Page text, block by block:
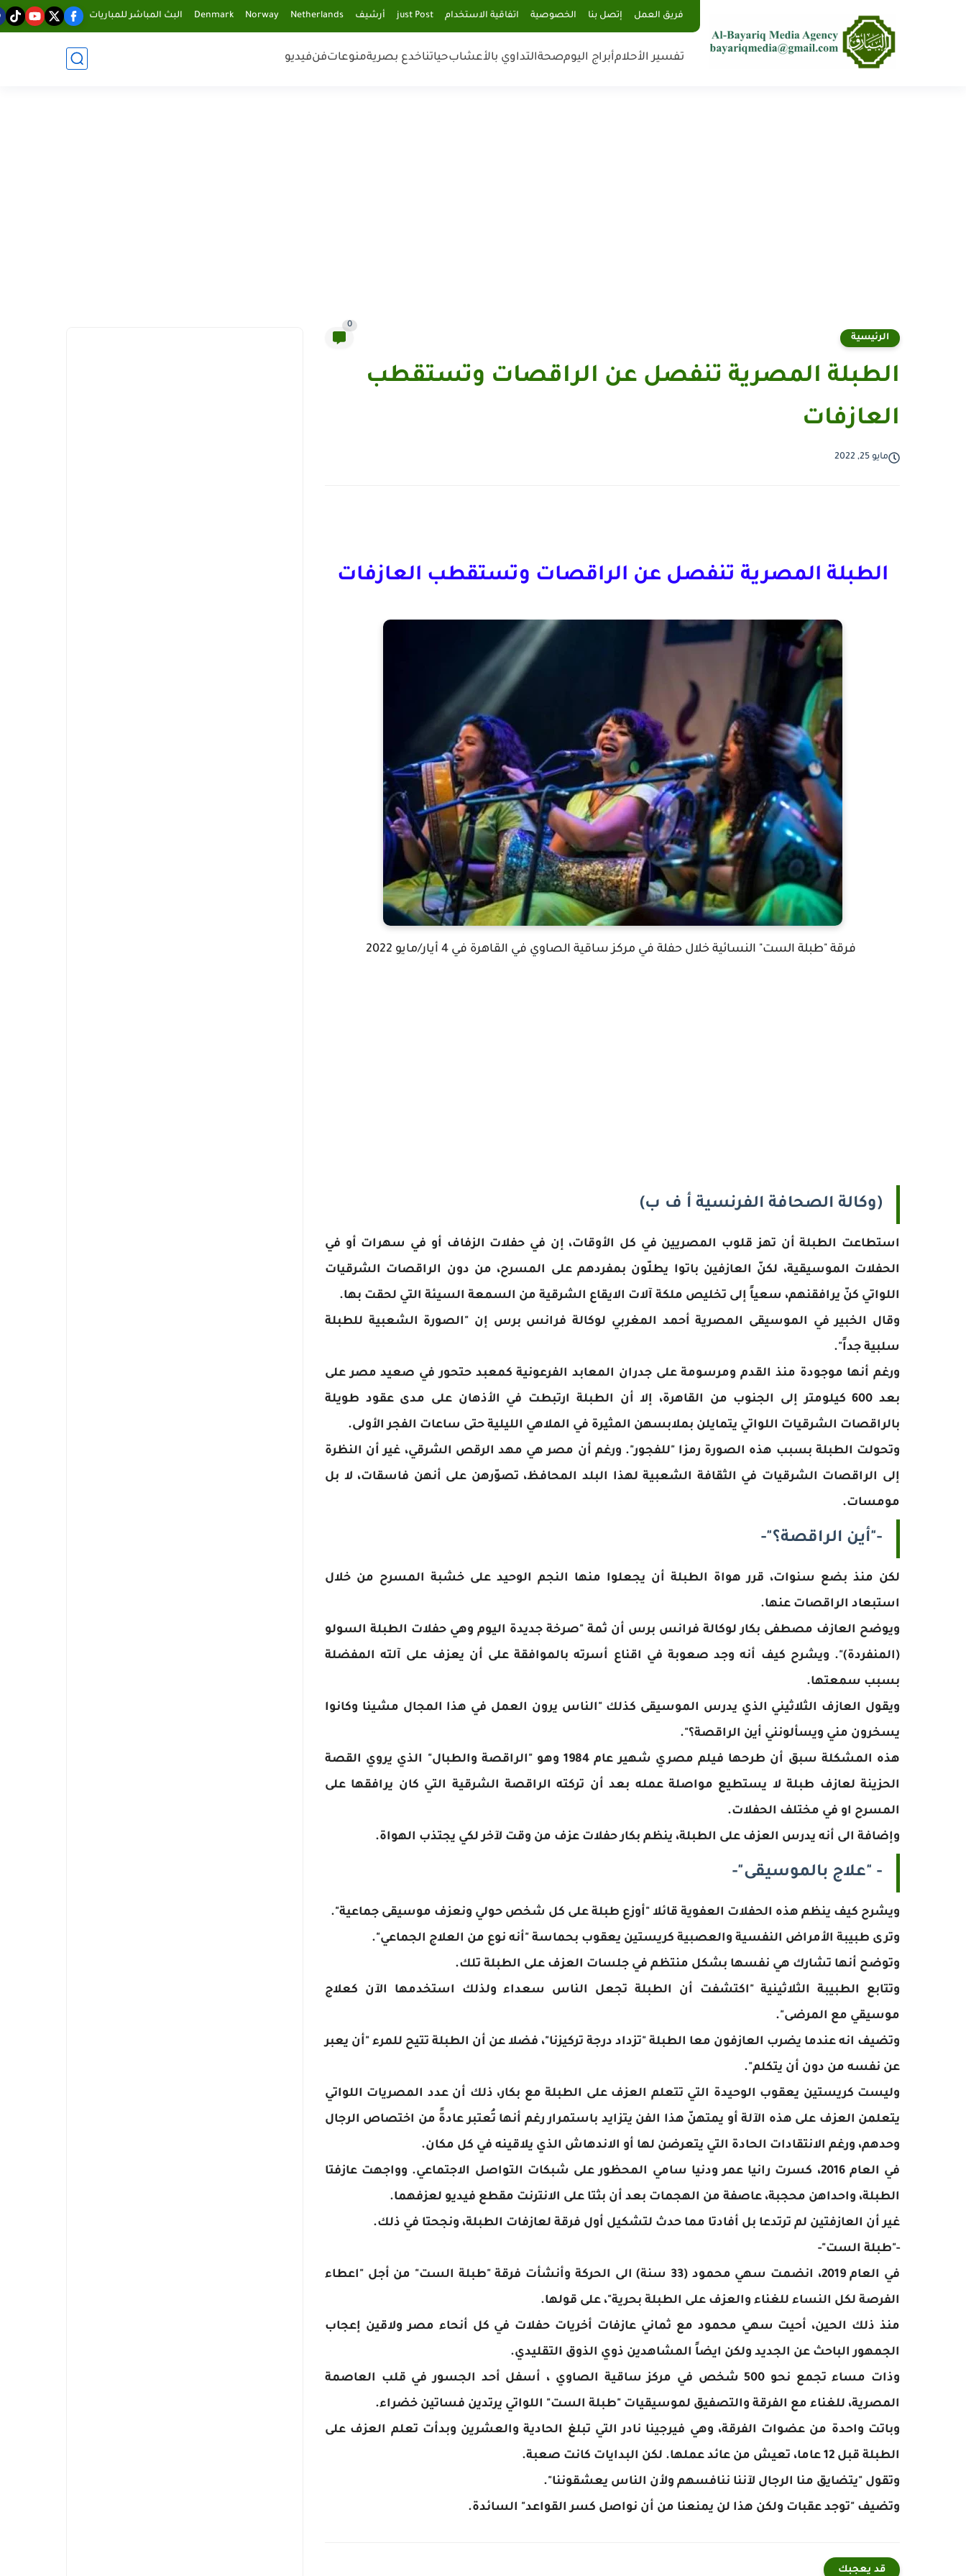
فريق العمل إتصل بنا الخصوصية اتفاقية الاستخدام just Post أرشيف Netherlands
Norway
Denmark البث المباشر للمباريات
تفسير الأحلامأبراج اليومصحةالتداوي بالأعشابحياتناخدع بصريةمنوعاتفنفيديو
الرئيسية
0
الطبلة المصرية تنفصل عن الراقصات وتستقطب
العازفات
مايو 25, 2022
الطبلة المصرية تنفصل عن الراقصات وتستقطب العازفات
فرقة "طبلة الست" النسائية خلال حفلة في مركز ساقية الصاوي في القاهرة في 4 أيار/مايو 2022
(وكالة الصحافة الفرنسية أ ف ب)
استطاعت الطبلة أن تهز قلوب المصريين في كل الأوقات، إن في حفلات الزفاف أو في سهرات أو في
الحفلات الموسيقية، لكنّ العازفين باتوا يطلّون بمفردهم على المسرح، من دون الراقصات الشرقيات
اللواتي كنّ يرافقنهم، سعياً إلى تخليص ملكة آلات الايقاع الشرقية من السمعة السيئة التي لحقت بها.
وقال الخبير في الموسيقى المصرية أحمد المغربي لوكالة فرانس برس إن "الصورة الشعبية للطبلة
سلبية جداً".
ورغم أنها موجودة منذ القدم ومرسومة على جدران المعابد الفرعونية كمعبد حتحور في صعيد مصر على
بعد 600 كيلومتر إلى الجنوب من القاهرة، إلا أن الطبلة ارتبطت في الأذهان على مدى عقود طويلة
بالراقصات الشرقيات اللواتي يتمايلن بملابسهن المثيرة في الملاهي الليلية حتى ساعات الفجر الأولى.
وتحولت الطبلة بسبب هذه الصورة رمزا "للفجور". ورغم أن مصر هي مهد الرقص الشرقي، غير أن النظرة
إلى الراقصات الشرقيات في الثقافة الشعبية لهذا البلد المحافظ، تصوّرهن على أنهن فاسقات، لا بل
مومسات.
-"أين الراقصة؟"-
لكن منذ بضع سنوات، قرر هواة الطبلة أن يجعلوا منها النجم الوحيد على خشبة المسرح من خلال
استبعاد الراقصات عنها.
ويوضح العازف مصطفى بكار لوكالة فرانس برس أن ثمة "صرخة جديدة اليوم وهي حفلات الطبلة السولو
(المنفردة)". ويشرح كيف أنه وجد صعوبة في اقناع أسرته بالموافقة على أن يعزف على آلته المفضلة
بسبب سمعتها.
ويقول العازف الثلاثيني الذي يدرس الموسيقى كذلك "الناس يرون العمل في هذا المجال مشينا وكانوا
يسخرون مني ويسألونني أين الراقصة؟".
هذه المشكلة سبق أن طرحها فيلم مصري شهير عام 1984 وهو "الراقصة والطبال" الذي يروي القصة
الحزينة لعازف طبلة لا يستطيع مواصلة عمله بعد أن تركته الراقصة الشرقية التي كان يرافقها على
المسرح او في مختلف الحفلات.
وإضافة الى أنه يدرس العزف على الطبلة، ينظم بكار حفلات عزف من وقت لآخر لكي يجتذب الهواة.
- "علاج بالموسيقى"-
ويشرح كيف ينظم هذه الحفلات العفوية قائلا "أوزع طبلة على كل شخص حولي ونعزف موسيقى جماعية".
وترى طبيبة الأمراض النفسية والعصبية كريستين يعقوب بحماسة "أنه نوع من العلاج الجماعي".
وتوضح أنها تشارك هي نفسها بشكل منتظم في جلسات العزف على الطبلة تلك.
وتتابع الطبيبة الثلاثينية "اكتشفت أن الطبلة تجعل الناس سعداء ولذلك استخدمها الآن كعلاج
موسيقي مع المرضى".
وتضيف انه عندما يضرب العازفون معا الطبلة "تزداد درجة تركيزنا"، فضلا عن أن الطبلة تتيح للمرء "أن يعبر
عن نفسه من دون أن يتكلم".
وليست كريستين يعقوب الوحيدة التي تتعلم العزف على الطبلة مع بكار، ذلك أن عدد المصريات اللواتي
يتعلمن العزف على هذه الآلة أو يمتهنّ هذا الفن يتزايد باستمرار رغم أنها تُعتبر عادةً من اختصاص الرجال
وحدهم، ورغم الانتقادات الحادة التي يتعرضن لها أو الاندهاش الذي يلاقينه في كل مكان.
في العام 2016، كسرت رانيا عمر ودنيا سامي المحظور على شبكات التواصل الاجتماعي. وواجهت عازفتا
الطبلة، واحداهن محجبة، عاصفة من الهجمات بعد أن بثتا على الانترنت مقطع فيديو لعزفهما.
غير أن العازفتين لم ترتدعا بل أفادتا مما حدث لتشكيل أول فرقة لعازفات الطبلة، ونجحتا في ذلك.
-"طبلة الست"-
في العام 2019، انضمت سهي محمود (33 سنة) الى الحركة وأنشأت فرقة "طبلة الست" من أجل "اعطاء
الفرصة لكل النساء للغناء والعزف على الطبلة بحرية"، على قولها.
منذ ذلك الحين، أحيت سهي محمود مع ثماني عازفات أخريات حفلات في كل أنحاء مصر ولاقين إعجاب
الجمهور الباحث عن الجديد ولكن ايضاً المشاهدين ذوي الذوق التقليدي.
وذات مساء تجمع نحو 500 شخص في مركز ساقية الصاوي ، أسفل أحد الجسور في قلب العاصمة
المصرية، للغناء مع الفرقة والتصفيق لموسيقيات "طبلة الست" اللواتي يرتدين فساتين خضراء.
وباتت واحدة من عضوات الفرقة، وهي فيرجينا نادر التي تبلغ الحادية والعشرين وبدأت تعلم العزف على
الطبلة قبل 12 عاما، تعيش من عائد عملها. لكن البدايات كانت صعبة.
وتقول "يتضايق منا الرجال لآننا ننافسهم ولأن الناس يعشقوننا".
وتضيف "توجد عقبات ولكن هذا لن يمنعنا من أن نواصل كسر القواعد" السائدة.
قد يعجبك